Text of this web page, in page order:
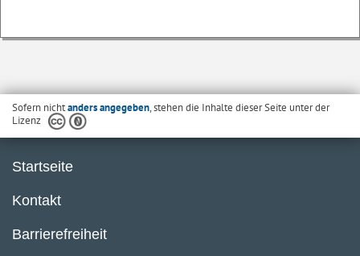
Sofern nichtanders angegeben, stehen die Inhalte dieser Seite unter der
Lizenz
Startseite
Kontakt
Barrierefreiheit